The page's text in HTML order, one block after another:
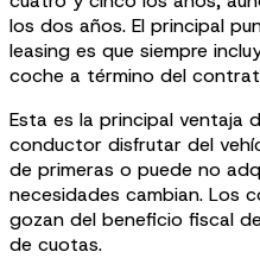
los dos años. El principal
leasing es que siempre
coche a término del
Esta es la principal ventaja
conductor disfrutar del
de primeras o puede no
necesidades cambian. Los
gozan del beneficio fiscal
de cuotas.